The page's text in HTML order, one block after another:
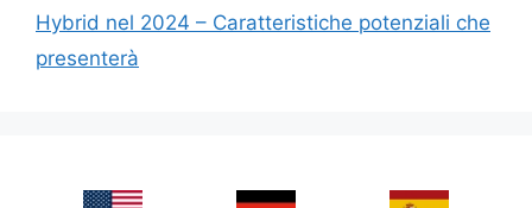
Hybrid nel 2024 – Caratteristiche potenziali che
presenterà